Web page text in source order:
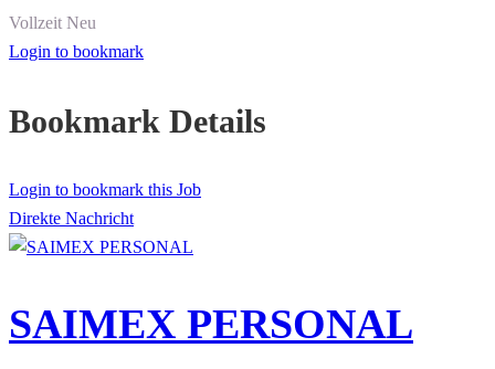
Vollzeit Neu
Login to bookmark
Bookmark Details
Login to bookmark this Job
Direkte Nachricht
SAIMEX PERSONAL